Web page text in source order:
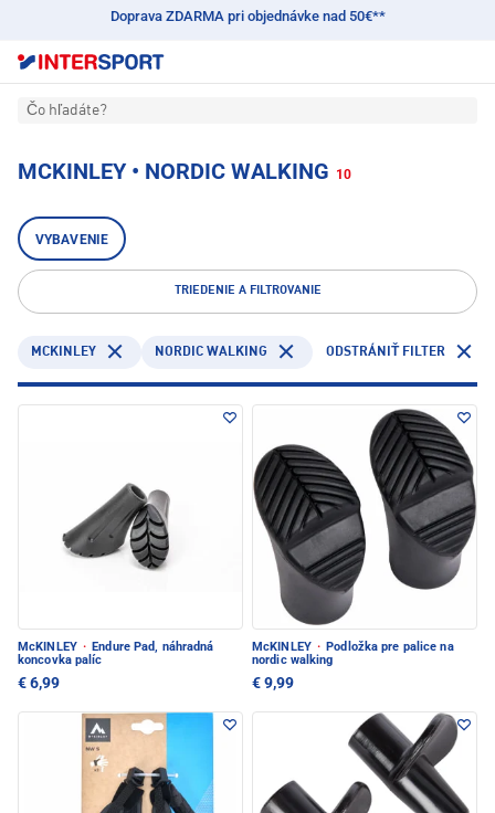
Doprava ZDARMA pri objednávke nad 50€**
Čo hľadáte?
MCKINLEY • NORDIC WALKING 10
VYBAVENIE
TRIEDENIE A FILTROVANIE
MCKINLEY NORDIC WALKING ODSTRÁNIŤ FILTER
McKINLEY · Endure Pad, náhradná
koncovka palíc
€ 6,99
McKINLEY · Podložka pre palice na
nordic walking
€ 9,99